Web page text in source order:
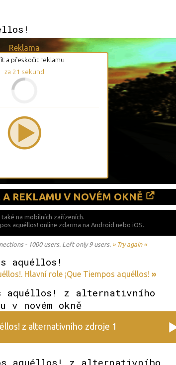
Reklama
a přeskočit reklamu
za 20 sekund
A REKLAMU V NOVÉM OKNĚ
také na mobilních zařízeních.
aquéllos! online zdarma na Android nebo iOS.
- 1000 users. Left only 9 users. » Try again «
aquéllos!
Hlavní role ¡Que Tiempos aquéllos! »
aquéllos! z alternativního
novém okně
z alternativního zdroje 1
aquéllos! z alternativního